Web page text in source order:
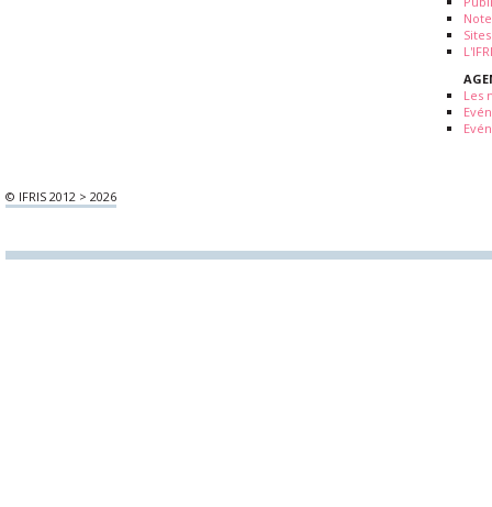
Les
© IFRIS 2012 > 2026